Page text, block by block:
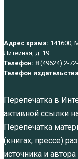
Адрес храма: 141600,
Литейная, д. 19
Телефон: 8 (49624) 2-
Телефон
Перепечатка в
активной ссылки
Перепечатка
(книгах, прессе)
источника и